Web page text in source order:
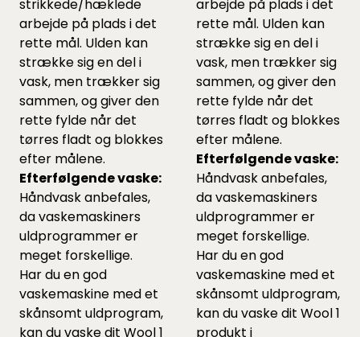
strikkede/hæklede
arbejde på plads i det
rette mål. Ulden kan
strække sig en del i
vask, men trækker sig
sammen, og giver den
rette fylde når det
tørres fladt og blokkes
efter målene.
Efterfølgende vaske:
Håndvask anbefales,
da vaskemaskiners
uldprogrammer er
meget forskellige.
Har du en god
vaskemaskine med et
skånsomt uldprogram,
kan du vaske dit Wool 1
arbejde på plads i det
rette mål. Ulden kan
strække sig en del i
vask, men trækker sig
sammen, og giver den
rette fylde når det
tørres fladt og blokkes
efter målene.
Efterfølgende vaske:
Håndvask anbefales,
da vaskemaskiners
uldprogrammer er
meget forskellige.
Har du en god
vaskemaskine med et
skånsomt uldprogram,
kan du vaske dit Wool 1
produkt i